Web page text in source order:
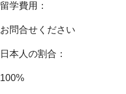
留学費用：
お問合せください
日本人の割合：
100%